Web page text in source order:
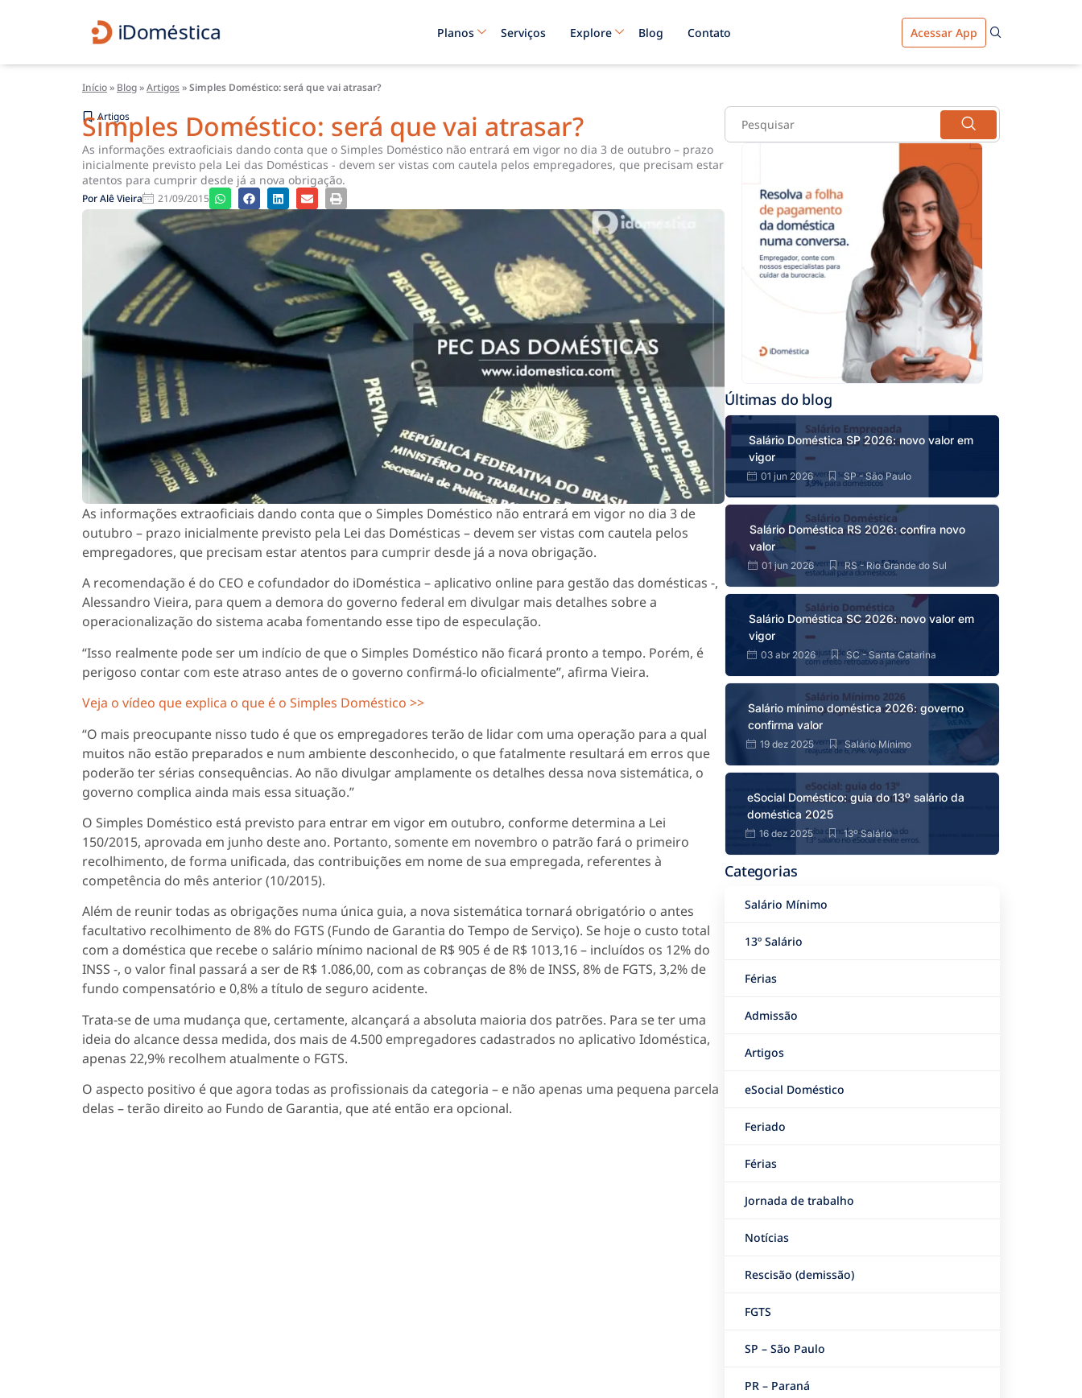
Planos Serviços Explore Blog Contato Acessar App
Início» Blog»Artigos»Simples Doméstico: será que vai atrasar?
Artigos
Simples Doméstico: será que vai atrasar?
As informações extraoficiais dando conta que o Simples Doméstico não entrará em vigor no dia 3 de outubro – prazo
inicialmente previsto pela Lei das Domésticas - devem ser vistas com cautela pelos empregadores, que precisam estar
atentos para cumprir desde já a nova obrigação.
PorAlê Vieira 21/09/2015
As informações extraoficiais dando conta que o Simples Doméstico não entrará em vigor no dia 3 de
outubro – prazo inicialmente previsto pela Lei das Domésticas – devem ser vistas com cautela pelos
empregadores, que precisam estar atentos para cumprir desde já a nova obrigação.
A recomendação é do CEO e cofundador do iDoméstica – aplicativo online para gestão das domésticas -,
Alessandro Vieira, para quem a demora do governo federal em divulgar mais detalhes sobre a
operacionalização do sistema acaba fomentando esse tipo de especulação.
“Isso realmente pode ser um indício de que o Simples Doméstico não ficará pronto a tempo. Porém, é
perigoso contar com este atraso antes de o governo confirmá-lo oficialmente”, afirma Vieira.
Veja o vídeo que explica o que é o Simples Doméstico >>
“O mais preocupante nisso tudo é que os empregadores terão de lidar com uma operação para a qual
muitos não estão preparados e num ambiente desconhecido, o que fatalmente resultará em erros que
poderão ter sérias consequências. Ao não divulgar amplamente os detalhes dessa nova sistemática, o
governo complica ainda mais essa situação.”
O Simples Doméstico está previsto para entrar em vigor em outubro, conforme determina a Lei
150/2015, aprovada em junho deste ano. Portanto, somente em novembro o patrão fará o primeiro
recolhimento, de forma unificada, das contribuições em nome de sua empregada, referentes à
competência do mês anterior (10/2015).
Além de reunir todas as obrigações numa única guia, a nova sistemática tornará obrigatório o antes
facultativo recolhimento de 8% do FGTS (Fundo de Garantia do Tempo de Serviço). Se hoje o custo total
com a doméstica que recebe o salário mínimo nacional de R$ 905 é de R$ 1013,16 – incluídos os 12% do
INSS -, o valor final passará a ser de R$ 1.086,00, com as cobranças de 8% de INSS, 8% de FGTS, 3,2% de
fundo compensatório e 0,8% a título de seguro acidente.
Trata-se de uma mudança que, certamente, alcançará a absoluta maioria dos patrões. Para se ter uma
ideia do alcance dessa medida, dos mais de 4.500 empregadores cadastrados no aplicativo Idoméstica,
apenas 22,9% recolhem atualmente o FGTS.
O aspecto positivo é que agora todas as profissionais da categoria – e não apenas uma pequena parcela
delas – terão direito ao Fundo de Garantia, que até então era opcional.
Últimas do blog
Salário Doméstica SP 2026: novo valor em
vigor
01 jun 2026 SP - São Paulo
Salário Doméstica RS 2026: confira novo
valor
01 jun 2026 RS - Rio Grande do Sul
Salário Doméstica SC 2026: novo valor em
vigor
03 abr 2026 SC - Santa Catarina
Salário mínimo doméstica 2026: governo
confirma valor
19 dez 2025 Salário Mínimo
eSocial Doméstico: guia do 13º salário da
doméstica 2025
16 dez 2025 13º Salário
Categorias
Salário Mínimo
13º Salário
Férias
Admissão
Artigos
eSocial Doméstico
Feriado
Férias
Jornada de trabalho
Notícias
Rescisão (demissão)
FGTS
SP – São Paulo
PR – Paraná